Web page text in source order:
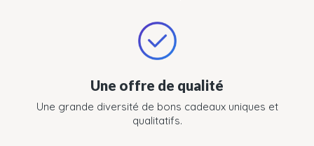
Une offre de qualité
Une grande diversité de bons cadeaux uniques et
qualitatifs.